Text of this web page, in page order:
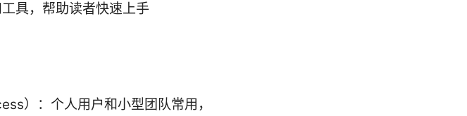
具，帮助读者快速上手
）：个人用户和小型团队常用，